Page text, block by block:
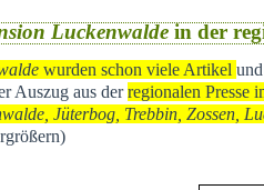
Luckenwaldein der
wurden schon viele Artikel
Auszug aus derregionalen Presse
Jüterbog, Trebbin, Zossen,